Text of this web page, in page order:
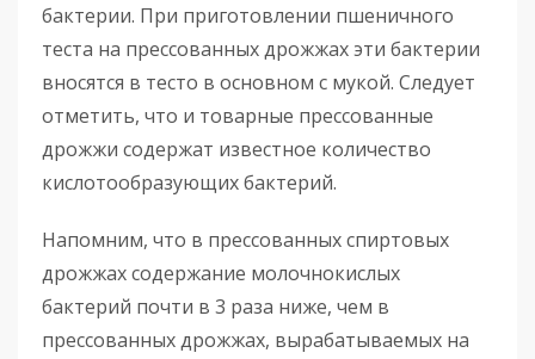
бактерии. При приготовлении пшеничного
теста на прессованных дрожжах эти бактерии
вносятся в тесто в основном с мукой. Следует
отметить, что и товарные прессованные
дрожжи содержат известное количество
кислотообразующих бактерий.
Напомним, что в прессованных спиртовых
дрожжах содержание молочнокислых
бактерий почти в 3 раза ниже, чем в
прессованных дрожжах, вырабатываемых на